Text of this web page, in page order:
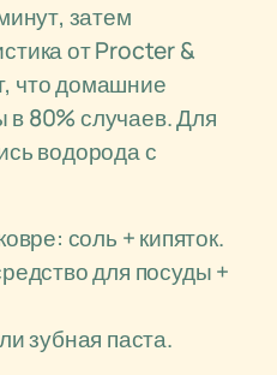
затем
от Procter &
что домашние
80% случаев. Для
водорода с
соль + кипяток.
для посуды +
зубная паста.